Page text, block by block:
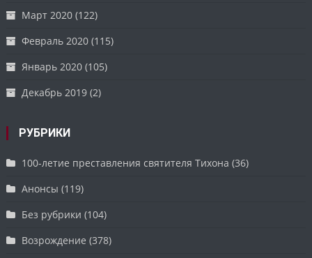
Март 2020 (122)
Февраль 2020 (115)
Январь 2020 (105)
Декабрь 2019 (2)
РУБРИКИ
100-летие преставления святителя Тихона (36)
Анонсы (119)
Без рубрики (104)
Возрождение (378)